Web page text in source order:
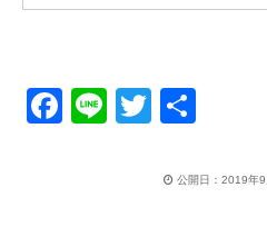
F
Li
T
tt 公開日：2019